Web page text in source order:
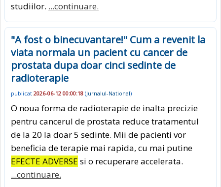
studiilor. ...continuare.
"A fost o binecuvantare!" Cum a revenit la
viata normala un pacient cu cancer de
prostata dupa doar cinci sedinte de
radioterapie
publicat 2026-06-12 00:00:18 (Jurnalul-National)
O noua forma de radioterapie de inalta precizie
pentru cancerul de prostata reduce tratamentul
de la 20 la doar 5 sedinte. Mii de pacienti vor
beneficia de terapie mai rapida, cu mai putine
EFECTE ADVERSE si o recuperare accelerata.
...continuare.